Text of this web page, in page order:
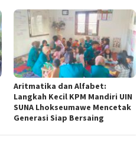
Aritmatika dan Alfabet:
Langkah Kecil KPM Mandiri UIN
SUNA Lhokseumawe Mencetak
Generasi Siap Bersaing